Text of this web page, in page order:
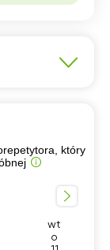
który
wt
o